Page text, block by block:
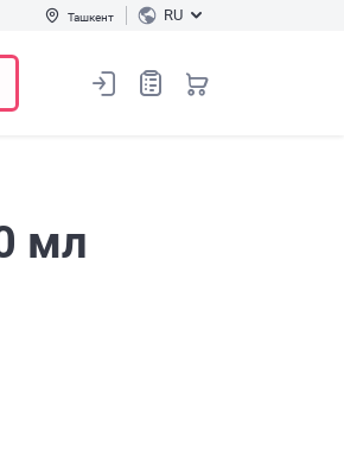
Ташкент RU
мл